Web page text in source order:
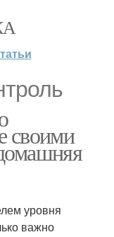
своими
уровня
важно